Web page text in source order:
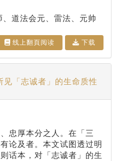
道法会元、雷法、元帅
线上翻⾴阅读 下载
「志诚者」的生命质性
忠厚本分之人。在「三
论及者。本文试图透过明
话本，对「志诚者」的生